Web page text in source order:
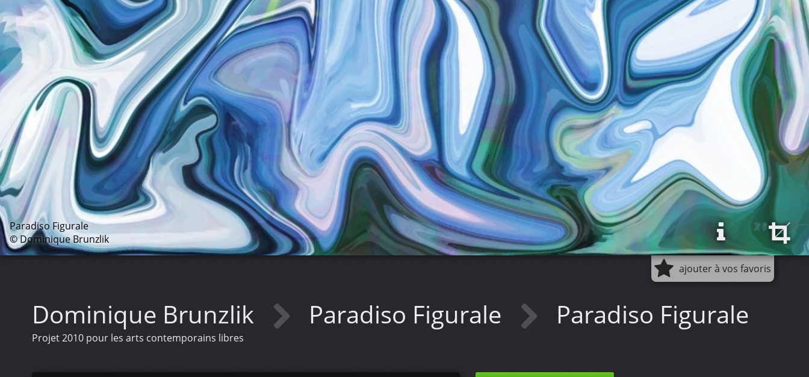
Paradiso Figurale
© Dominique Brunzlik
ajouter à vos favoris
Dominique Brunzlik Paradiso Figurale Paradiso Figurale
Projet 2010 pour les arts contemporains libres